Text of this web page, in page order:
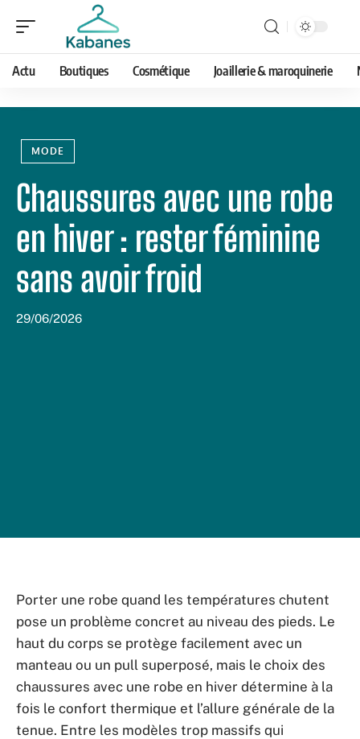
Actu Boutiques Cosmétique Joaillerie & maroquinerie
MODE
Chaussures avec une robe
en hiver : rester féminine
sans avoir froid
29/06/2026
Porter une robe quand les températures chutent
pose un problème concret au niveau des pieds. Le
haut du corps se protège facilement avec un
manteau ou un pull superposé, mais le choix des
chaussures avec une robe en hiver détermine à la
fois le confort thermique et l’allure générale de la
tenue. Entre les modèles trop massifs qui